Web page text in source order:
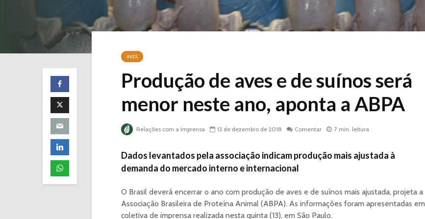
AVES
Produção de aves e de suínos será
menor neste ano, aponta a ABPA
Relações com a Imprensa 13 de dezembro de 2018 Comentar 7 min. leitura
Dados levantados pela associação indicam produção mais ajustada à
demanda do mercado interno e internacional
O Brasil deverá encerrar o ano com produção de aves e de suínos mais ajustada, projeta a
Associação Brasileira de Proteína Animal (ABPA). As informações foram apresentadas em
coletiva de imprensa realizada nesta quinta (13), em São Paulo.